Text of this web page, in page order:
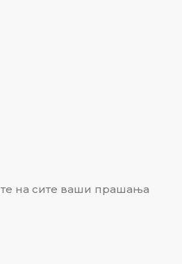
на сите ваши прашања